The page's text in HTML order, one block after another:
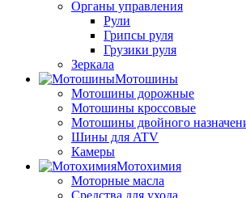
Органы управления
Рули
Грипсы руля
Грузики руля
Зеркала
Мотошины
Мотошины дорожные
Мотошины кроссовые
Мотошины двойного
Шины для ATV
Камеры
Мотохимия
Моторные масла
Средства для ухода